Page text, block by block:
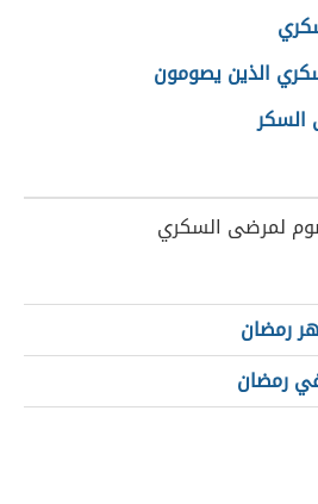
الذين يصومون
السكر
رمضان
رمضان